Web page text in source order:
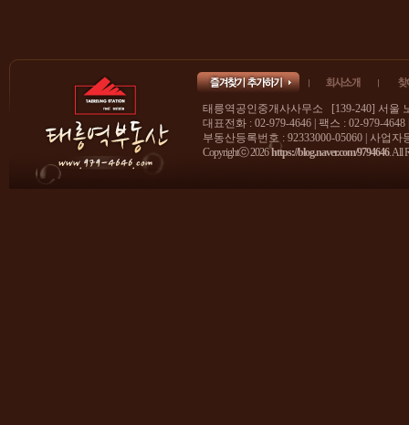
태릉역공인중개사사무소 [139-240] 서울
대표전화 : 02-979-4646 | 팩스 : 02-979-4648
부동산등록번호 : 92333000-05060 | 사업
Copyrightⓒ 2026 https://blog.naver.com/9794646. All